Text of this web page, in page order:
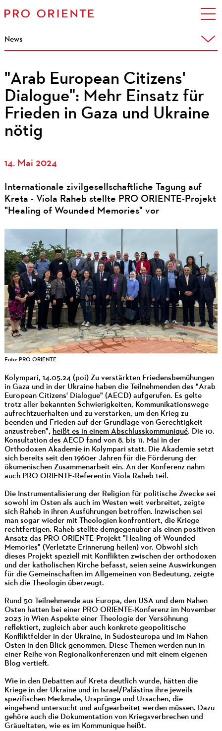
News
"Arab European Citizens'
Dialogue": Mehr Einsatz für
Frieden in Gaza und Ukraine
nötig
14. Mai 2024
Internationale zivilgesellschaftliche Tagung auf
Kreta - Viola Raheb stellte PRO ORIENTE-Projekt
"Healing of Wounded Memories" vor
Foto: PRO ORIENTE
Kolympari, 14.05.24 (poi) Zu verstärkten Friedensbemühungen
in Gaza und in der Ukraine haben die Teilnehmenden des "Arab
European Citizens' Dialogue" (AECD) aufgerufen. Es gelte
trotz aller bekannten Schwierigkeiten, Kommunikationswege
aufrechtzuerhalten und zu verstärken, um den Krieg zu
beenden und Frieden auf der Grundlage von Gerechtigkeit
anzustreben", heißt es in einem Abschlusskommuniqué. Die 10.
Konsultation des AECD fand von 8. bis 11. Mai in der
Orthodoxen Akademie in Kolympari statt. Die Akademie setzt
sich bereits seit den 1960er Jahren für die Förderung der
ökumenischen Zusammenarbeit ein. An der Konferenz nahm
auch PRO ORIENTE-Referentin Viola Raheb teil.
Die Instrumentalisierung der Religion für politische Zwecke sei
sowohl im Osten als auch im Westen weit verbreitet, zeigte
sich Raheb in ihren Ausführungen betroffen. Inzwischen sei
man sogar wieder mit Theologien konfrontiert, die Kriege
rechtfertigen. Raheb stellte demgegenüber als einen positiven
Ansatz das PRO ORIENTE-Projekt "Healing of Wounded
Memories" (Verletzte Erinnerung heilen) vor. Obwohl sich
dieses Projekt speziell mit Konflikten zwischen der orthodoxen
und der katholischen Kirche befasst, seien seine Auswirkungen
für die Gemeinschaften im Allgemeinen von Bedeutung, zeigte
sich die Theologin überzeugt.
Rund 50 Teilnehmende aus Europa, den USA und dem Nahen
Osten hatten bei einer PRO ORIENTE-Konferenz im November
2023 in Wien Aspekte einer Theologie der Versöhnung
reflektiert, zugleich aber auch konkrete geopolitische
Konfliktfelder in der Ukraine, in Südosteuropa und im Nahen
Osten in den Blick genommen. Diese Themen werden nun in
einer Reihe von Regionalkonferenzen und mit einem eigenen
Blog vertieft.
Wie in den Debatten auf Kreta deutlich wurde, hätten die
Kriege in der Ukraine und in Israel/Palästina ihre jeweils
spezifischen Merkmale, Ursprünge und Ursachen, die
eingehend untersucht und aufgearbeitet werden müssen. Dazu
gehöre auch die Dokumentation von Kriegsverbrechen und
Gräueltaten, wie es im Kommunique heißt.